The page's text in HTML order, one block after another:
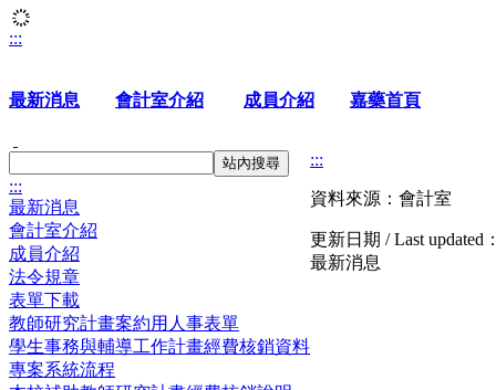
:::
最新消息 會計室介紹 成員介紹 嘉藥首頁
站內搜尋
:::
最新消息
會計室介紹
成員介紹
法令規章
表單下載
教師研究計畫案約用人事表單
學生事務與輔導工作計畫經費核銷資料
專案系統流程
:::
資料來源：會計室
更新日期 / Last updated
最新消息